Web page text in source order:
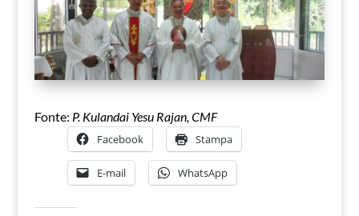
Fonte: P. Kulandai Yesu Rajan, CMF
Facebook Stampa
E-mail WhatsApp